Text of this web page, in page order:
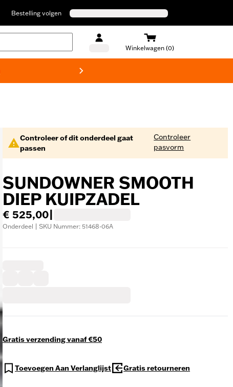
Bestelling volgen
Winkelwagen (0)
Controleer of dit onderdeel gaat
passen
Controleer
pasvorm
SUNDOWNER SMOOTH
DIEP KUIPZADEL
€ 525,00
Onderdeel | SKU Nummer: 51468-06A
Gratis verzending vanaf €50
Toevoegen Aan Verlanglijst Gratis retourneren